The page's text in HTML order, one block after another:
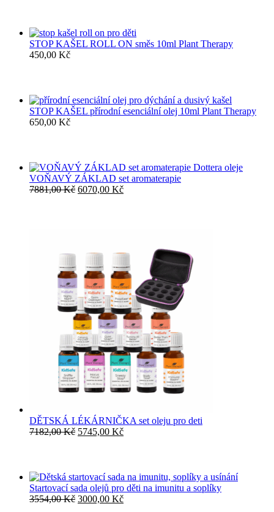
STOP KAŠEL ROLL ON směs 10ml Plant Therapy
450,00 Kč
STOP KAŠEL přírodní esenciální olej 10ml Plant Therapy
650,00 Kč
VOŇAVÝ ZÁKLAD set aromaterapie
7881,00Kč Původní
6070,00 KčAktuální
DĚTSKÁ LÉKÁRNIČKA set oleju pro deti
7182,00Kč Původní
5745,00 KčAktuální
Startovací sada olejů pro děti na imunitu a soplíky
3554,00Kč Původní
3000,00 KčAktuální